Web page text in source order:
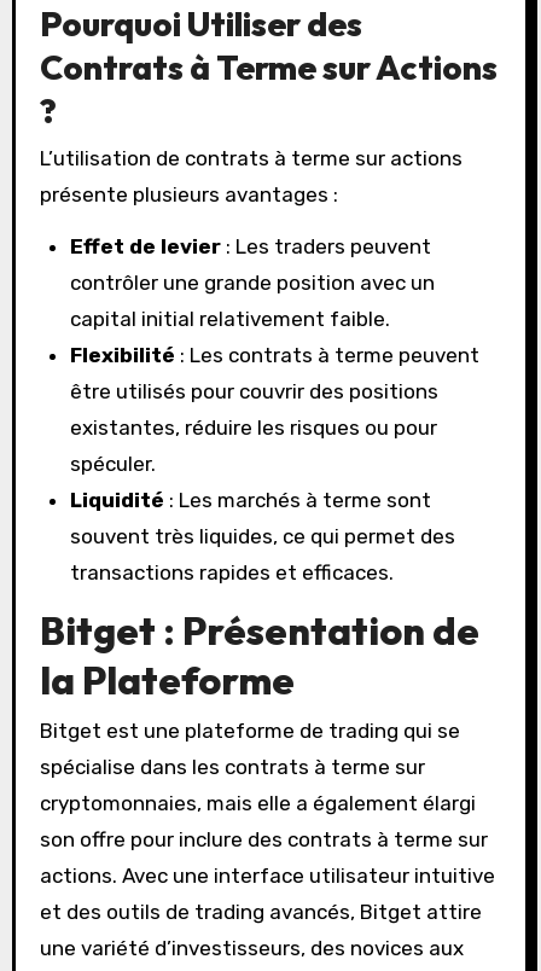
Pourquoi Utiliser des
Contrats à Terme sur Actions
?
L’utilisation de contrats à terme sur actions
présente plusieurs avantages :
Effet de levier : Les traders peuvent
contrôler une grande position avec un
capital initial relativement faible.
Flexibilité : Les contrats à terme peuvent
être utilisés pour couvrir des positions
existantes, réduire les risques ou pour
spéculer.
Liquidité : Les marchés à terme sont
souvent très liquides, ce qui permet des
transactions rapides et efficaces.
Bitget : Présentation de
la Plateforme
Bitget est une plateforme de trading qui se
spécialise dans les contrats à terme sur
cryptomonnaies, mais elle a également élargi
son offre pour inclure des contrats à terme sur
actions. Avec une interface utilisateur intuitive
et des outils de trading avancés, Bitget attire
une variété d’investisseurs, des novices aux